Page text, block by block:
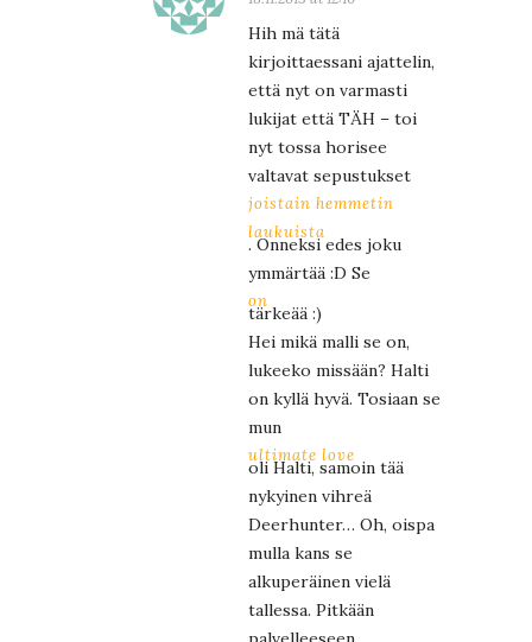
Hih mä tätä
kirjoittaessani ajattelin,
että nyt on varmasti
lukijat että TÄH – toi
nyt tossa horisee
valtavat sepustukset
joistain hemmetin
laukuista
. Onneksi edes joku
ymmärtää :D Se
on
tärkeää :)
Hei mikä malli se on,
lukeeko missään? Halti
on kyllä hyvä. Tosiaan se
mun
ultimate love
oli Halti, samoin tää
nykyinen vihreä
Deerhunter… Oh, oispa
mulla kans se
alkuperäinen vielä
tallessa. Pitkään